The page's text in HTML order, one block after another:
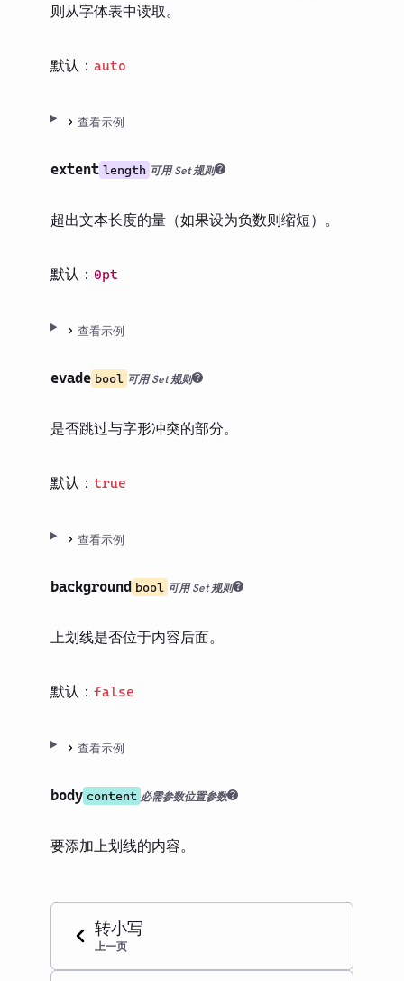
则从字体表中读取。
默认： auto
查看示例
extent length 可用 Set 规则
超出文本长度的量（如果设为负数则缩短）。
默认： 0pt
查看示例
evade bool 可用 Set 规则
是否跳过与字形冲突的部分。
默认： true
查看示例
background bool 可用 Set 规则
上划线是否位于内容后面。
默认： false
查看示例
body content 必需参数位置参数
要添加上划线的内容。
转小写
上一页